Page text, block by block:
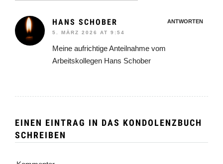
HANS SCHOBER
5. MÄRZ 2026 AT 9:54
ANTWORTEN
Meine aufrichtige Anteilnahme vom
Arbeitskollegen Hans Schober
EINEN EINTRAG IN DAS KONDOLENZBUCH
SCHREIBEN